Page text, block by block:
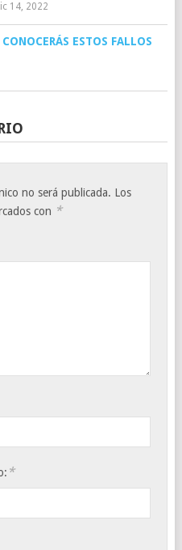
14, 2022
ESTOS FALLOS
no será publicada. Los
con *
*